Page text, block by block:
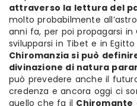
attraverso la lettura del
molto probabilmente
anni fa, per poi propagarsi in
svilupparsi in Tibet e in
Chiromanzia si può
divinazione di natura
può prevedere anche il
credenza e ancora oggi ci
quello che fa il Chiromante